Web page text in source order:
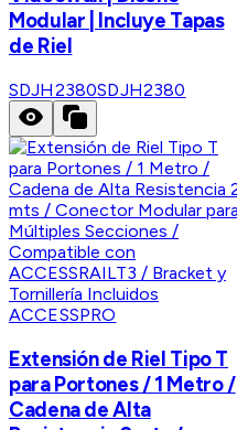
Modular | Incluye Tapas
de Riel
SDJH2380SDJH2380
ACCESSPRO
Extensión de Riel Tipo T
para Portones / 1 Metro /
Cadena de Alta